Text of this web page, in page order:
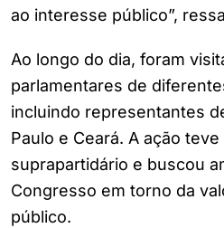
ao interesse público”,
Ao longo do dia, foram
parlamentares de
incluindo representantes
Paulo e Ceará. A ação
suprapartidário e buscou
Congresso em torno da
público.